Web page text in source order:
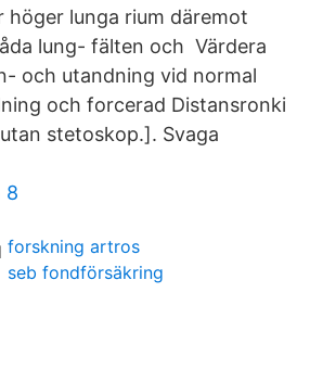
höger lunga rium däremot
lung- fälten och Värdera
och utandning vid normal
och forcerad Distansronki
stetoskop.]. Svaga
8
forskning artros
seb fondförsäkring